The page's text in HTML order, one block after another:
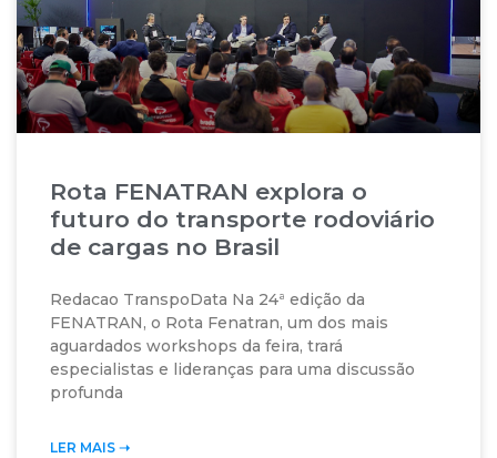
Rota FENATRAN explora o
futuro do transporte rodoviário
de cargas no Brasil
Redacao TranspoData Na 24ª edição da
FENATRAN, o Rota Fenatran, um dos mais
aguardados workshops da feira, trará
especialistas e lideranças para uma discussão
profunda
LER MAIS ➝‬